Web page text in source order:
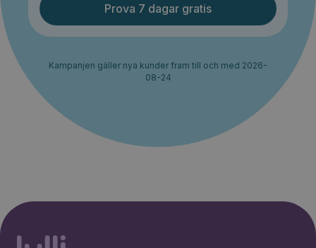
Prova 7 dagar gratis
Kampanjen gäller nya kunder fram till och med 2026-
08-24